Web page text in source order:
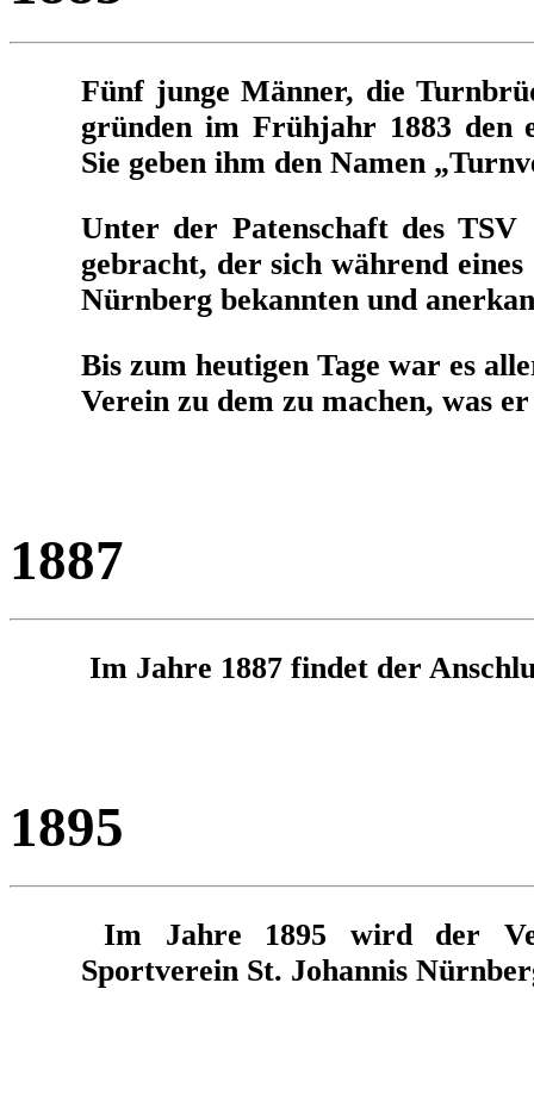
Fünf junge Männer, die
gründen im Frühjahr 1883 den
Sie geben ihm den Namen
Unter der Patenschaft des
gebracht, der sich während
Nürnberg bekannten und
Bis zum heutigen Tage war es
Verein zu dem zu machen, was
1887
Im Jahre 1887 findet der
1895
Im Jahre 1895 wird der
Sportverein St. Johannis